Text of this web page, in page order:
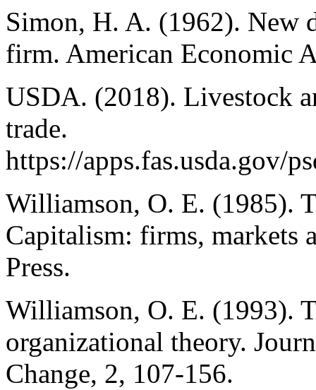
Simon, H. A. (1962). New
firm. American Economic
USDA. (2018). Livestock
trade.
https://apps.fas.usda.gov/
Williamson, O. E. (1985).
Capitalism: firms, markets
Press.
Williamson, O. E. (1993).
organizational theory.
Change, 2, 107-156.